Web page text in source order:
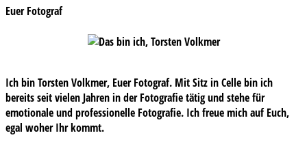
Euer Fotograf
Ich bin Torsten Volkmer, Euer Fotograf. Mit Sitz in Celle bin ich
bereits seit vielen Jahren in der Fotografie tätig und stehe für
emotionale und professionelle Fotografie. Ich freue mich auf Euch,
egal woher Ihr kommt.